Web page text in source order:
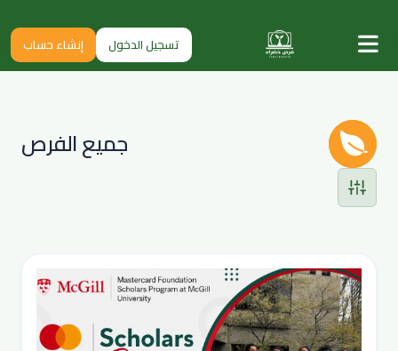
تسجيل الدخول إنشاء حساب
جميع الفرص